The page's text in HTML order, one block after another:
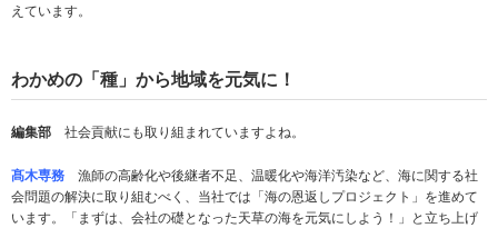
えています。
わかめの「種」から地域を元気に！
編集部 社会貢献にも取り組まれていますよね。
髙木専務 漁師の高齢化や後継者不足、温暖化や海洋汚染など、海に関する社
会問題の解決に取り組むべく、当社では「海の恩返しプロジェクト」を進めて
います。「まずは、会社の礎となった天草の海を元気にしよう！」と立ち上げ